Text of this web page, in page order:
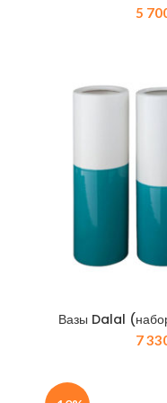
5
Вазы Dalal
7